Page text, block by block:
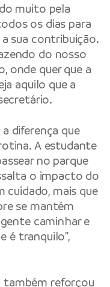
muito pela
os dias para
sua contribuição.
do nosso
onde quer que a
aquilo que a
diferença que
A estudante
no parque
o impacto do
cuidado, mais que
se mantém
caminhar e
é tranquilo”,
também reforçou